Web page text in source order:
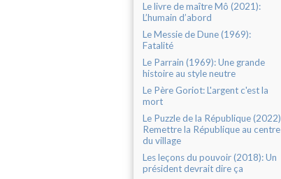
Le livre de maître Mô (2021):
L’humain d’abord
Le Messie de Dune (1969):
Fatalité
Le Parrain (1969): Une grande
histoire au style neutre
Le Père Goriot: L'argent c'est la
mort
Le Puzzle de la République (2022)
Remettre la République au centre
du village
Les leçons du pouvoir (2018): Un
président devrait dire ça